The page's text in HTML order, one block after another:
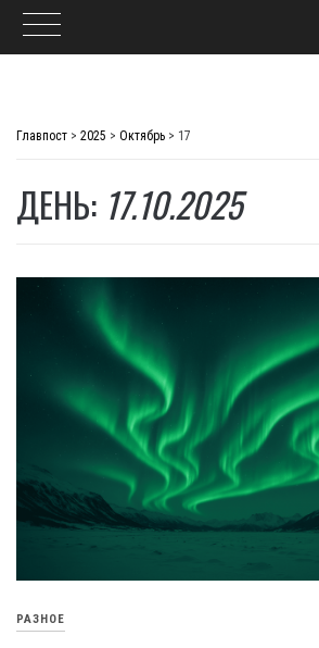
Главпост > 2025 > Октябрь > 17
ДЕНЬ: 17.10.2025
РАЗНОЕ